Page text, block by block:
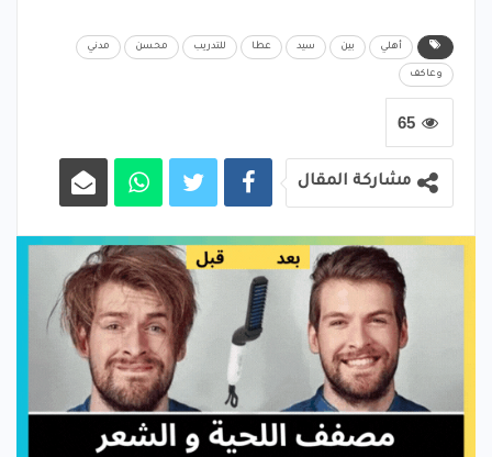
أهلي بين سيد عطا للتدريب محسن مدني
وعاكف
65
مشاركة المقال